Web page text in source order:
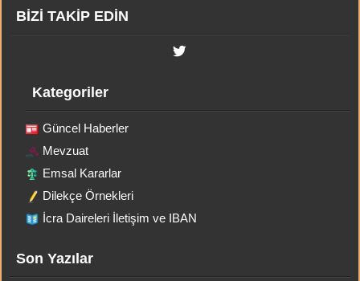
BİZİ TAKİP EDİN
Kategoriler
Güncel Haberler
Mevzuat
Emsal Kararlar
Dilekçe Örnekleri
İcra Daireleri İletişim ve IBAN
Son Yazılar